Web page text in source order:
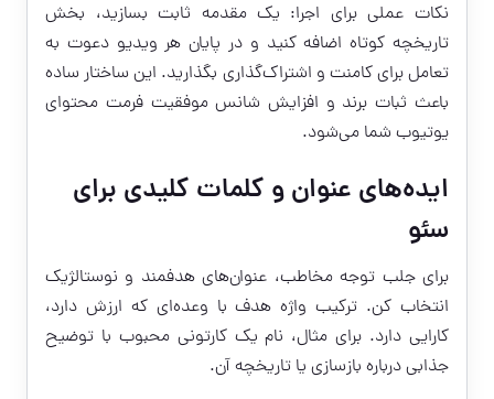
نکات عملی برای اجرا: یک مقدمه ثابت بسازید، بخش
تاریخچه کوتاه اضافه کنید و در پایان هر ویدیو دعوت به
تعامل برای کامنت و اشتراک‌گذاری بگذارید. این ساختار ساده
باعث ثبات برند و افزایش شانس موفقیت فرمت محتوای
یوتیوب شما می‌شود.
ایده‌های عنوان و کلمات کلیدی برای
سئو
برای جلب توجه مخاطب، عنوان‌های هدفمند و نوستالژیک
انتخاب کن. ترکیب واژه هدف با وعده‌ای که ارزش دارد،
کارایی دارد. برای مثال، نام یک کارتونی محبوب با توضیح
جذابی درباره بازسازی یا تاریخچه آن.